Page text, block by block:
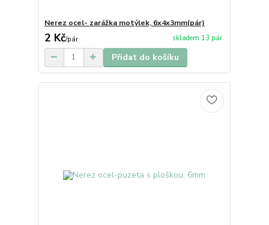
Nerez ocel- zarážka motýlek, 6x4x3mm(pár)
2 Kč/pár skladem 13 pár
Přidat do košíku